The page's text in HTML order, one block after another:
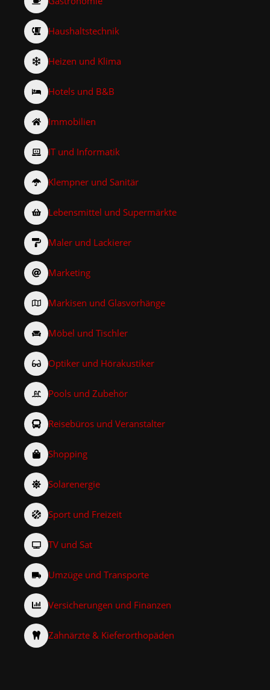
Haushaltstechnik
Heizen und Klima
Hotels und B&B
Immobilien
IT und Informatik
Klempner und Sanitär
Lebensmittel und Supermärkte
Maler und Lackierer
Marketing
Markisen und Glasvorhänge
Möbel und Tischler
Optiker und Hörakustiker
Pools und Zubehör
Reisebüros und Veranstalter
Shopping
Solarenergie
Sport und Freizeit
TV und Sat
Umzüge und Transporte
Versicherungen und Finanzen
Zahnärzte & Kieferorthopäden